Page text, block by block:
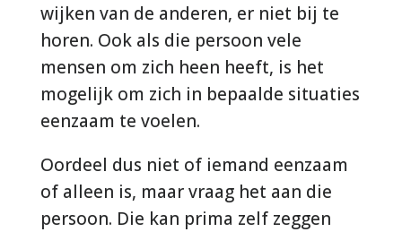
wijken van de anderen, er niet bij te
horen. Ook als die persoon vele
mensen om zich heen heeft, is het
mogelijk om zich in bepaalde situaties
eenzaam te voelen.
Oordeel dus niet of iemand eenzaam
of alleen is, maar vraag het aan die
persoon. Die kan prima zelf zeggen